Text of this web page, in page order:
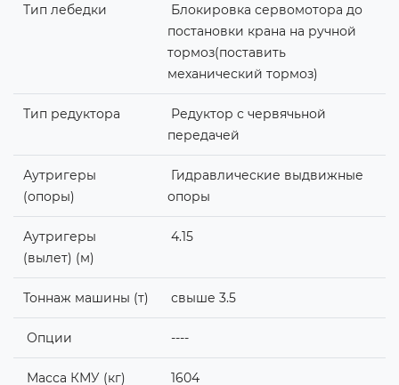
Тип лебедки
Блокировка сервомотора до
постановки крана на ручной
тормоз(поставить
механический тормоз)
Тип редуктора
Редуктор с червячьной
передачей
Аутригеры
(опоры)
Гидравлические выдвижные
опоры
Аутригеры
(вылет) (м)
4.15
Тоннаж машины (т) свыше 3.5
Опции ----
Масса КМУ (кг) 1604